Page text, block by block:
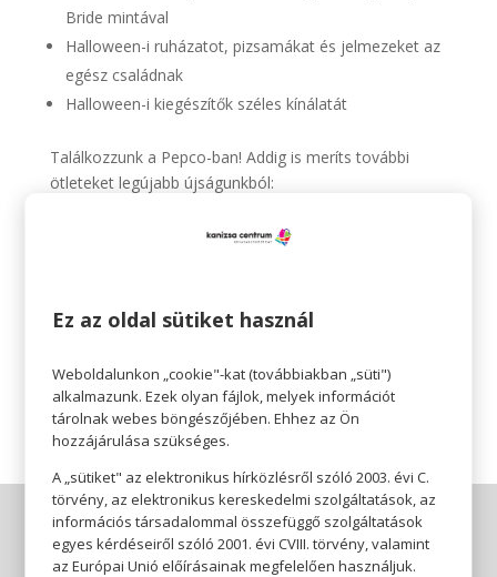
Bride mintával
Halloween-i ruházatot, pizsamákat és jelmezeket az
egész családnak
Halloween-i kiegészítők széles kínálatát
Találkozzunk a Pepco-ban! Addig is meríts további
ötleteket legújabb újságunkból:
Az ajánlat 2024.10.10-től 2024.10.23-ig vagy a
A termékek időszakosan érkeznek üzleteinkbe és
Pepco – Érezhető minőség, szerethető áron.
Ez az oldal sütiket használ
Weboldalunkon „cookie"-kat (továbbiakban „süti")
alkalmazunk. Ezek olyan fájlok, melyek információt
tárolnak webes böngészőjében. Ehhez az Ön
hozzájárulása szükséges.
A „sütiket" az elektronikus hírközlésről szóló 2003. évi C.
törvény, az elektronikus kereskedelmi szolgáltatások, az
információs társadalommal összefüggő szolgáltatások
egyes kérdéseiről szóló 2001. évi CVIII. törvény, valamint
az Európai Unió előírásainak megfelelően használjuk.